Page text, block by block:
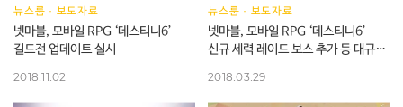
뉴스룸 · 보도자료
2018.11.02
넷마블, 모바일 RPG ‘데스티니6’
길드전 업데이트 실시
뉴스룸 · 보도자료
2018.03.29
넷마블, 모바일 RPG ‘데스티니6’
신규 세력 레이드 보스 추가 등 대규모